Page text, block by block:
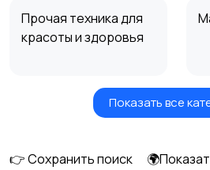
Прочая техника для
красоты и здоровья
Фены и стайлерыПоказать все
👉 Сохранить поиск